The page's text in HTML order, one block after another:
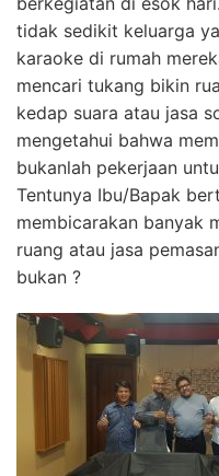
tidak sedikit keluarga
karaoke di rumah
mencari tukang bikin
kedap suara atau jasa
mengetahui bahwa
bukanlah pekerjaan
Tentunya Ibu/Bapak
membicarakan banyak
ruang atau jasa
bukan ?